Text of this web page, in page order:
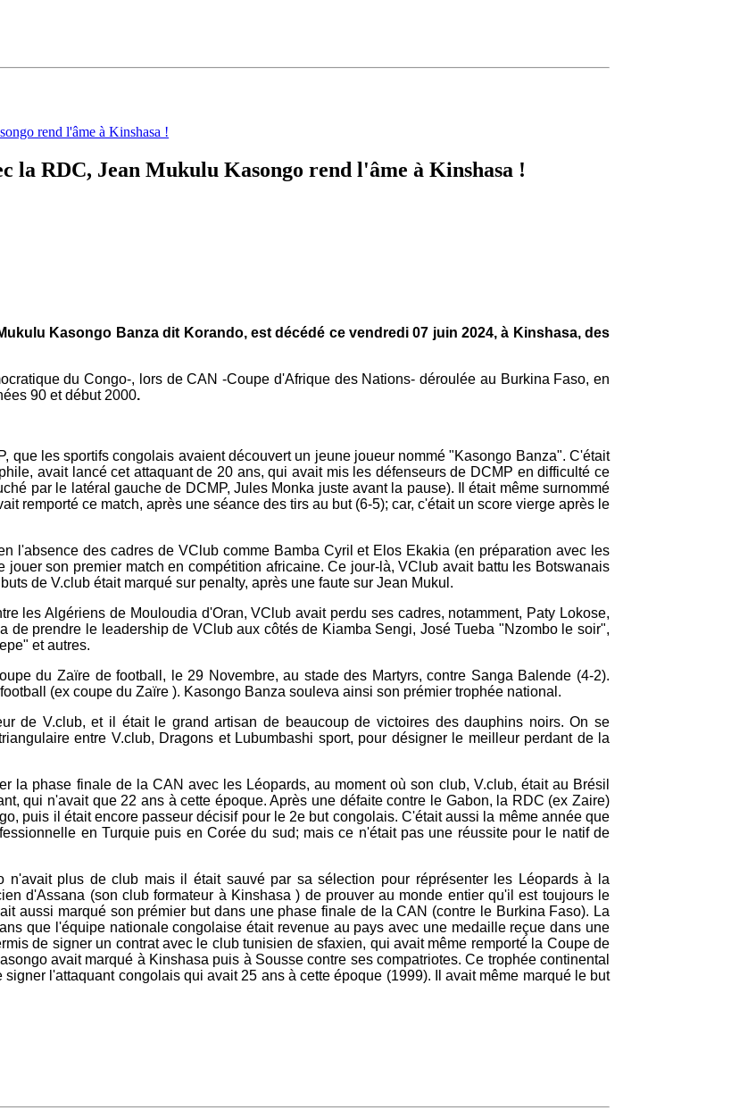
la RDC, Jean Mukulu Kasongo rend l'âme à Kinshasa !
Kasongo Banza dit Korando, est décédé ce vendredi 07 juin 2024, à Kinshasa, des
du Congo-, lors de CAN -Coupe d'Afrique des Nations- déroulée au Burkina Faso, en
90 et début 2000.
que les sportifs congolais avaient découvert un jeune joueur nommé "Kasongo Banza". C'était
avait lancé cet attaquant de 20 ans, qui avait mis les défenseurs de DCMP en difficulté ce
par le latéral gauche de DCMP, Jules Monka juste avant la pause). Il était même surnommé
remporté ce match, après une séance des tirs au but (6-5); car, c'était un score vierge après le
l'absence des cadres de VClub comme Bamba Cyril et Elos Ekakia (en préparation avec les
son premier match en compétition africaine. Ce jour-là, VClub avait battu les Botswanais
de V.club était marqué sur penalty, après une faute sur Jean Mukul.
les Algériens de Mouloudia d'Oran, VClub avait perdu ses cadres, notamment, Paty Lokose,
prendre le leadership de VClub aux côtés de Kiamba Sengi, José Tueba "Nzombo le soir",
et autres.
du Zaïre de football, le 29 Novembre, au stade des Martyrs, contre Sanga Balende (4-2).
(ex coupe du Zaïre ). Kasongo Banza souleva ainsi son prémier trophée national.
de V.club, et il était le grand artisan de beaucoup de victoires des dauphins noirs. On se
entre V.club, Dragons et Lubumbashi sport, pour désigner le meilleur perdant de la
la phase finale de la CAN avec les Léopards, au moment où son club, V.club, était au Brésil
qui n'avait que 22 ans à cette époque. Après une défaite contre le Gabon, la RDC (ex Zaire)
puis il était encore passeur décisif pour le 2e but congolais. C'était aussi la même année que
en Turquie puis en Corée du sud; mais ce n'était pas une réussite pour le natif de
plus de club mais il était sauvé par sa sélection pour réprésenter les Léopards à la
d'Assana (son club formateur à Kinshasa ) de prouver au monde entier qu'il est toujours le
aussi marqué son prémier but dans une phase finale de la CAN (contre le Burkina Faso). La
que l'équipe nationale congolaise était revenue au pays avec une medaille reçue dans une
de signer un contrat avec le club tunisien de sfaxien, qui avait même remporté la Coupe de
avait marqué à Kinshasa puis à Sousse contre ses compatriotes. Ce trophée continental
l'attaquant congolais qui avait 25 ans à cette époque (1999). Il avait même marqué le but